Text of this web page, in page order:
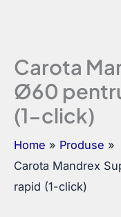
Carota
Ø60
(1-click)
Home
Produse
Carota Mandrex
rapid (1-click)